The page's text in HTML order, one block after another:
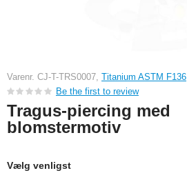
Varenr. CJ-T-TRS0007, Titanium ASTM F136
Be the first to review
Tragus-piercing med
blomstermotiv
Vælg venligst